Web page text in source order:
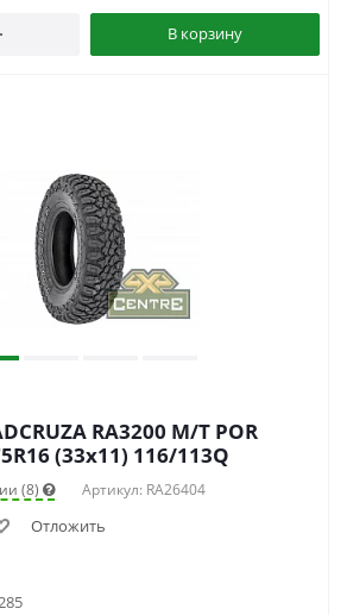
В корзину
RA3200 M/T POR
(33x11) 116/113Q
(8) Артикул: RA26404
Отложить